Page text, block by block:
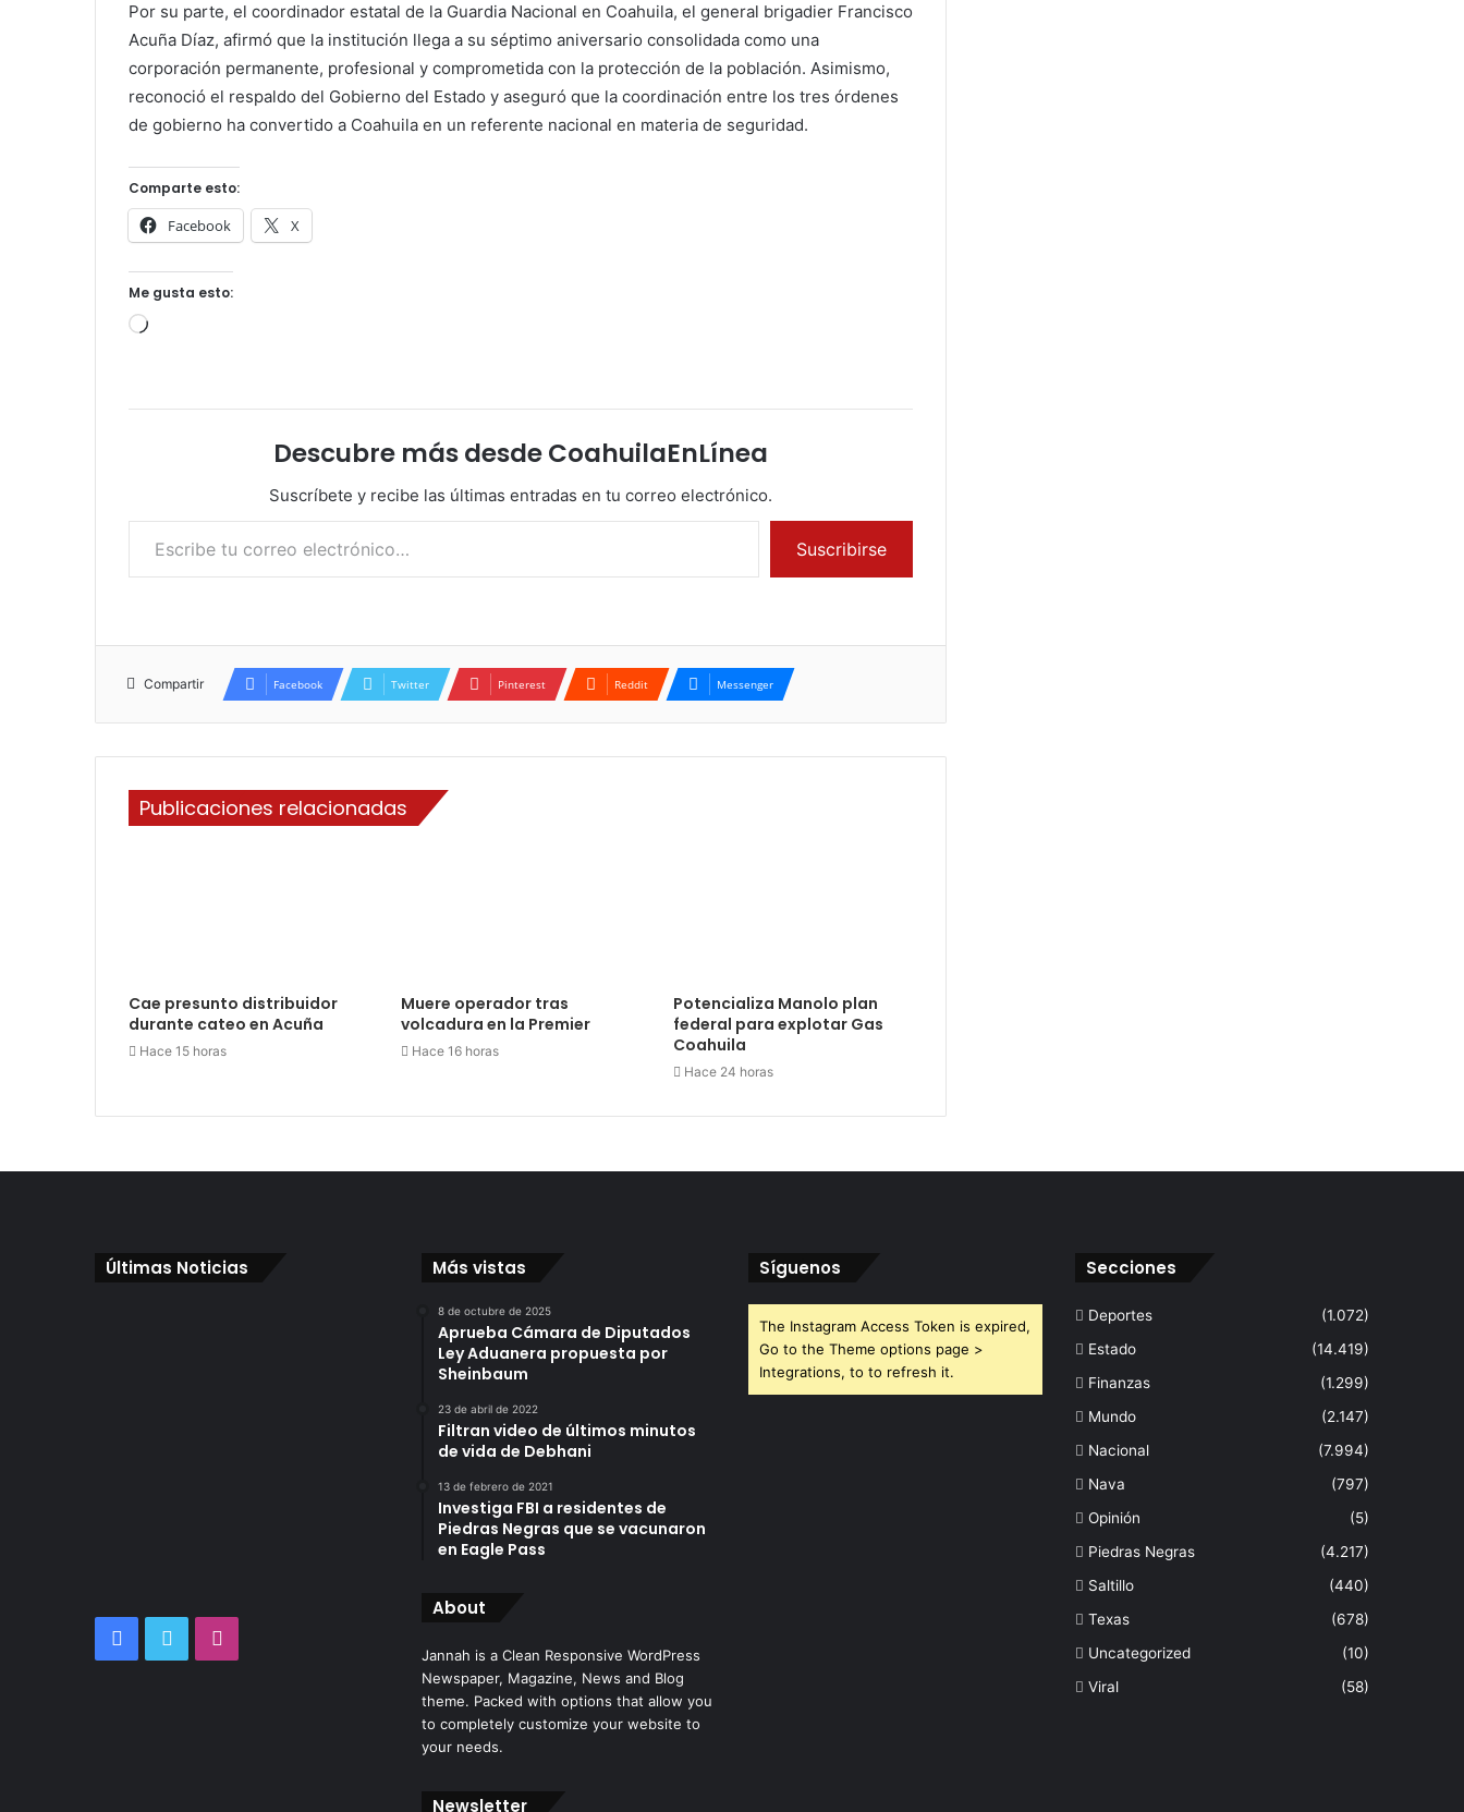
Por su parte, el coordinador estatal de la Guardia Nacional en Coahuila, el general brigadier Francisco
Acuña Díaz, afirmó que la institución llega a su séptimo aniversario consolidada como una
corporación permanente, profesional y comprometida con la protección de la población. Asimismo,
reconoció el respaldo del Gobierno del Estado y aseguró que la coordinación entre los tres órdenes
de gobierno ha convertido a Coahuila en un referente nacional en materia de seguridad.
Comparte esto:
Facebook X
Me gusta esto:
Cargando...
Descubre más desde CoahuilaEnLínea
Suscríbete y recibe las últimas entradas en tu correo electrónico.
Escribe tu correo electrónico…
Suscribirse
Compartir Facebook Twitter Pinterest Reddit Messenger
Publicaciones relacionadas
Cae presunto distribuidor
durante cateo en Acuña
Hace 15 horas
Muere operador tras
volcadura en la Premier
Hace 16 horas
Potencializa Manolo plan
federal para explotar Gas
Coahuila
Hace 24 horas
Últimas Noticias
Facebook
Twitter
Más vistas
8 de octubre de 2025
Aprueba Cámara de Diputados
Ley Aduanera propuesta por
Sheinbaum
23 de abril de 2022
Filtran video de últimos minutos
de vida de Debhani
13 de febrero de 2021
Investiga FBI a residentes de
Piedras Negras que se vacunaron
en Eagle Pass
About
Jannah is a Clean Responsive WordPress
Newspaper, Magazine, News and Blog
theme. Packed with options that allow you
to completely customize your website to
your needs.
Newsletter
Síguenos
The Instagram Access Token is expired,
Go to the Theme options page >
Integrations, to to refresh it.
Secciones
Deportes
(1.072)
Estado
(14.419)
Finanzas
(1.299)
Mundo
(2.147)
Nacional
(7.994)
Nava
(797)
Opinión
(5)
Piedras Negras
(4.217)
Saltillo
(440)
Texas
(678)
Uncategorized
(10)
Viral
(58)